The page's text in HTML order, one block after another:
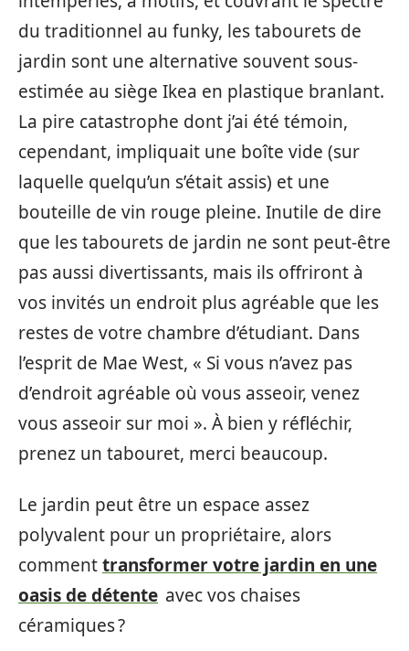
du traditionnel au funky, les tabourets de
jardin sont une alternative souvent sous-
estimée au siège Ikea en plastique branlant.
La pire catastrophe dont j’ai été témoin,
cependant, impliquait une boîte vide (sur
laquelle quelqu’un s’était assis) et une
bouteille de vin rouge pleine. Inutile de dire
que les tabourets de jardin ne sont peut-être
pas aussi divertissants, mais ils offriront à
vos invités un endroit plus agréable que les
restes de votre chambre d’étudiant. Dans
l’esprit de Mae West, « Si vous n’avez pas
d’endroit agréable où vous asseoir, venez
vous asseoir sur moi ». À bien y réfléchir,
prenez un tabouret, merci beaucoup.
Le jardin peut être un espace assez
polyvalent pour un propriétaire, alors
commenttransformer votre jardin en une
oasis de détente avec vos chaises
céramiques ?